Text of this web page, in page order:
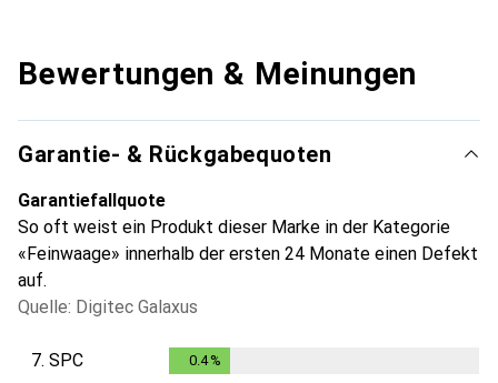
Bewertungen & Meinungen
Garantie- & Rückgabequoten
Garantiefallquote
So oft weist ein Produkt dieser Marke in der Kategorie
«Feinwaage» innerhalb der ersten 24 Monate einen Defekt
auf.
Quelle: Digitec Galaxus
7. SPC 0.4%